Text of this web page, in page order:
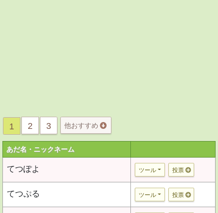
1 2 3 他おすすめ
あだ名・ニックネーム
てつぽよ ツール 投票
てつぷる ツール 投票